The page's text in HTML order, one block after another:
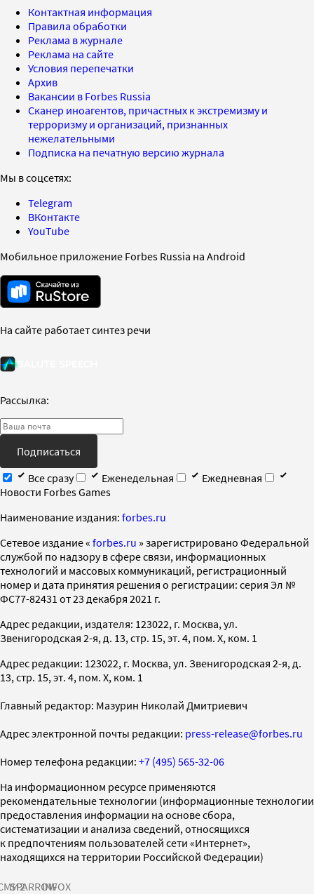
Контактная информация
Правила обработки
Реклама в журнале
Реклама на сайте
Условия перепечатки
Архив
Вакансии в Forbes Russia
Сканер иноагентов, причастных к экстремизму и
терроризму и организаций, признанных
нежелательными
Подписка на печатную версию журнала
Мы в соцсетях:
Telegram
ВКонтакте
YouTube
Мобильное приложение Forbes Russia на Android
На сайте работает синтез речи
Рассылка:
Подписаться
Все сразу
Еженедельная
Ежедневная
Новости Forbes Games
Наименование издания: forbes.ru
Cетевое издание « forbes.ru » зарегистрировано Федеральной
службой по надзору в сфере связи, информационных
технологий и массовых коммуникаций, регистрационный
номер и дата принятия решения о регистрации: серия Эл №
ФС77-82431 от 23 декабря 2021 г.
Адрес редакции, издателя: 123022, г. Москва, ул.
Звенигородская 2-я, д. 13, стр. 15, эт. 4, пом. X, ком. 1
Адрес редакции: 123022, г. Москва, ул. Звенигородская 2-я, д.
13, стр. 15, эт. 4, пом. X, ком. 1
Главный редактор: Мазурин Николай Дмитриевич
Адрес электронной почты редакции: press-release@forbes.ru
Номер телефона редакции: +7 (495) 565-32-06
На информационном ресурсе применяются
рекомендательные технологии (информационные технологии
предоставления информации на основе сбора,
систематизации и анализа сведений, относящихся
к предпочтениям пользователей сети «Интернет»,
находящихся на территории Российской Федерации)
SPARROWINFOX